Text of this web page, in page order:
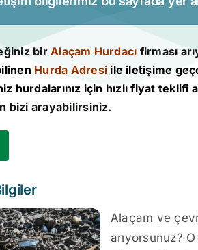
birAlaçam Hurdacı firması
Hurda Adresi ile iletişime
hurdalarınız için hızlı fiyat teklifi
bizi arayabilirsiniz.
Alaçam ve
arıyorsunuz?